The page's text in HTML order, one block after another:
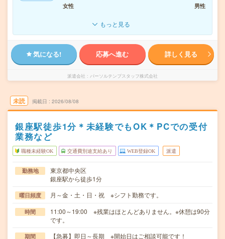
女性
男性
もっと見る
気になる! 応募へ進む 詳しく見る
派遣会社 パーソルテンプスタッフ株式会社
未読 掲載日 2026/08/08
銀座駅徒歩1分＊未経験でもOK＊PCでの受付
業務など
職種未経験OK 交通費別途支給あり WEB登録OK 派遣
勤務地
東京都中央区
銀座駅から徒歩1分
曜日頻度 月～金・土・日・祝 ※シフト勤務です。
時間
11:00～19:00 ※残業はほとんどありません。※休憩は90分
です。
期間 【急募】即日～長期 ※開始日はご相談可能です！